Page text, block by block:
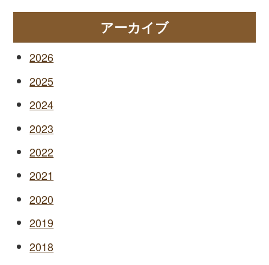
アーカイブ
2026
2025
2024
2023
2022
2021
2020
2019
2018